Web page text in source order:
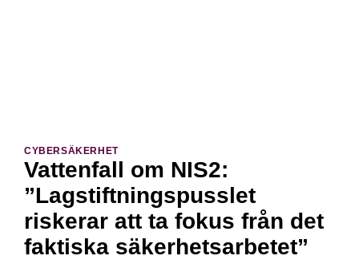
CYBERSÄKERHET
Vattenfall om NIS2:
”Lagstiftningspusslet
riskerar att ta fokus från det
faktiska säkerhetsarbetet”